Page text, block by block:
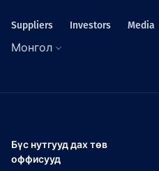
Suppliers Investors Media
Монгол
Бүс нутгууд дах төв
оффисууд